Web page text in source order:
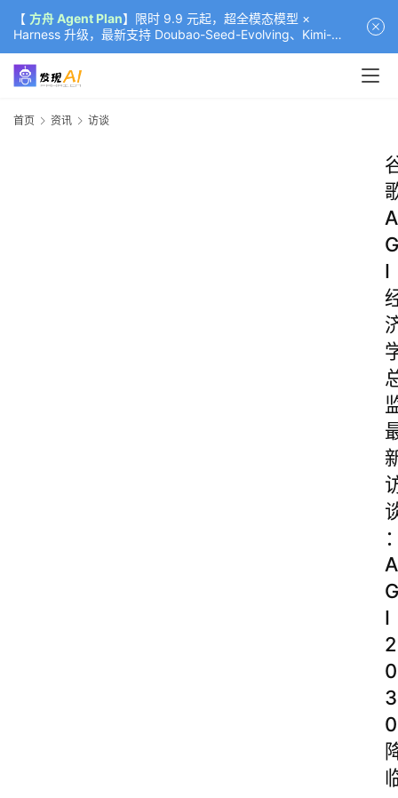
【 方舟 Agent Plan】限时 9.9 元起，超全模态模型 ×
Harness 升级，最新支持 Doubao-Seed-Evolving、Kimi-
K3（部分）、GLM-5.2
首页 资讯 访谈
A
G
I
A
G
I
2
0
3
0